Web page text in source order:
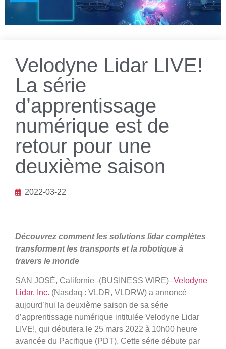
Velodyne Lidar LIVE!
La série
d’apprentissage
numérique est de
retour pour une
deuxième saison
2022-03-22
Découvrez comment les solutions lidar complètes
transforment les transports et la robotique à
travers le monde
SAN JOSÉ, Californie–(BUSINESS WIRE)–Velodyne
Lidar, Inc. (Nasdaq : VLDR, VLDRW) a annoncé
aujourd’hui la deuxième saison de sa série
d’apprentissage numérique intitulée Velodyne Lidar
LIVE!, qui débutera le 25 mars 2022 à 10h00 heure
avancée du Pacifique (PDT). Cette série débute par